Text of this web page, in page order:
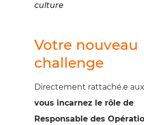
culture
Directement rattaché.e aux
vous incarnez le rôle de
Responsable des
Votre nouveau
challenge